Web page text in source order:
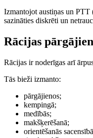
Izmantojot austiņas un PTT
sazināties diskrēti un
Rācijas
Rācijas ir noderīgas arī
Tās bieži izmanto:
pārgājienos;
kempingā;
medībās;
makšķerēšanā;
orientēšanās